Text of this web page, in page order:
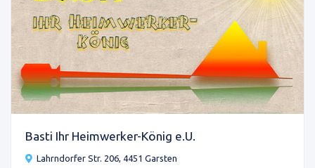
Basti Ihr Heimwerker-König e.U.
Lahrndorfer Str. 206, 4451 Garsten